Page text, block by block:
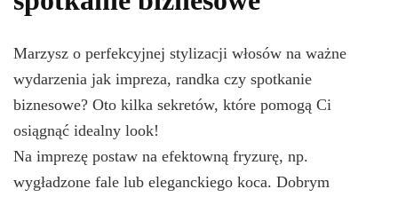
Marzysz o perfekcyjnej stylizacji włosów na ważne
wydarzenia jak impreza, randka czy spotkanie
biznesowe? Oto kilka sekretów, które pomogą Ci
osiągnąć idealny look!
Na imprezę postaw na efektowną fryzurę, np.
wygładzone fale lub eleganckiego koca. Dobrym